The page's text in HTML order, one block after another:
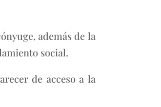
además de la
social.
de acceso a la